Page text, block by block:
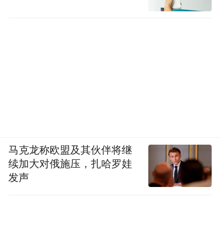
马克龙称欧盟及其伙伴将继
续加大对俄施压，扎哈罗娃
发声